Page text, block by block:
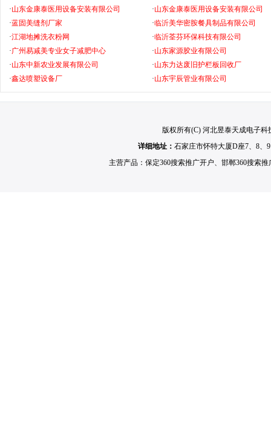
·山东金康泰医用设备安装有限公司 ·山东金康泰医用设备安装有限公司
·蓝固美缝剂厂家 ·临沂美华密胺餐具制品有限公司
·江湖地摊洗衣粉网 ·临沂荃芬环保科技有限公司
·广州易减美专业女子减肥中心 ·山东家源胶业有限公司
·山东中新农业发展有限公司 ·山东力达废旧护栏板回收厂
·鑫达喷塑设备厂 ·山东宇辰管业有限公司
版权所有(C) 河北昱泰天成电子科
详细地址： 石家庄市怀特大厦D座7、8、
主营产品： 保定360搜索推广开户、 邯郸360搜索推